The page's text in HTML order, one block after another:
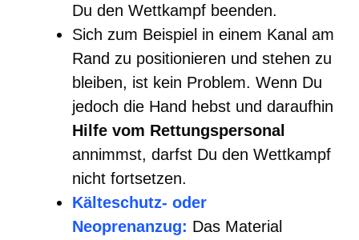
Du den Wettkampf beenden.
Sich zum Beispiel in einem Kanal am
Rand zu positionieren und stehen zu
bleiben, ist kein Problem. Wenn Du
jedoch die Hand hebst und daraufhin
Hilfe vom Rettungspersonal
annimmst, darfst Du den Wettkampf
nicht fortsetzen.
Kälteschutz- oder
Neoprenanzug: Das Material